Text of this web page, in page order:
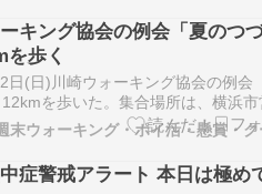
だ。私の場合毎日夜８時前後に帰
キング協会の例会「夏のつ
を歩く
日(日)川崎ウォーキング協会の例会
を歩いた。集合場所は、横浜市
北駅北口1分のセンター北駅前広
警戒アラート発令のため、ロングは
トとミドルだけとなった。コース
駅前広場 → 中大付属横…
症警戒アラート 本日は極め